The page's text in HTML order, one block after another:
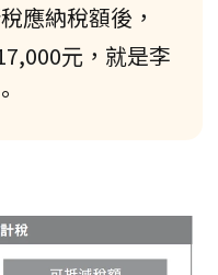
應納稅額後，
元，就是李